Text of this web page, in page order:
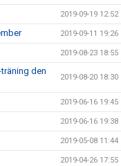
2019-09-19 12:52
2019-09-11 19:26
2019-08-23 18:55
den
2019-08-20 18:30
2019-06-16 19:45
2019-06-16 19:38
2019-05-08 11:44
2019-04-26 17:55